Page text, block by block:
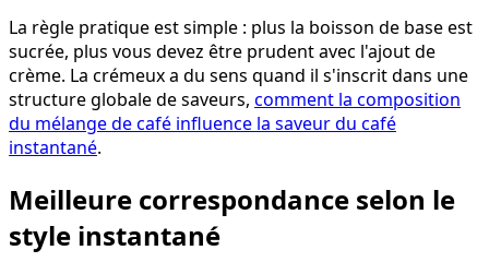
La règle pratique est simple : plus la boisson de base est
sucrée, plus vous devez être prudent avec l'ajout de
crème. La crémeux a du sens quand il s'inscrit dans une
structure globale de saveurs, comment la composition
du mélange de café influence la saveur du café
instantané.
Meilleure correspondance selon le
style instantané